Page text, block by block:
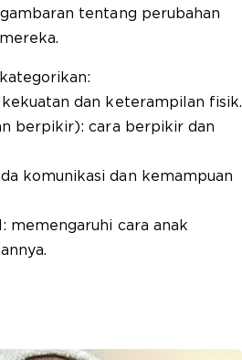
tentang perubahan
dan keterampilan fisik.
berpikir): cara berpikir dan
komunikasi dan kemampuan
memengaruhi cara anak